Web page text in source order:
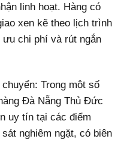
linh hoạt. Hàng có
xen kẽ theo lịch trình
chi phí và rút ngắn
Trong một số
Đà Nẵng Thủ Đức
uy tín tại các điểm
nghiêm ngặt, có biên